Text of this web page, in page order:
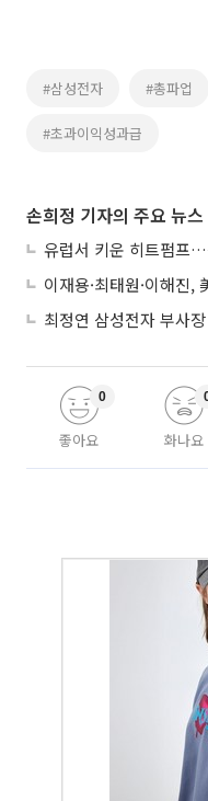
#삼성전자 #총파업
#초과이익성과급
손희정 기자의 주요 뉴스
좋아요
0
화나요